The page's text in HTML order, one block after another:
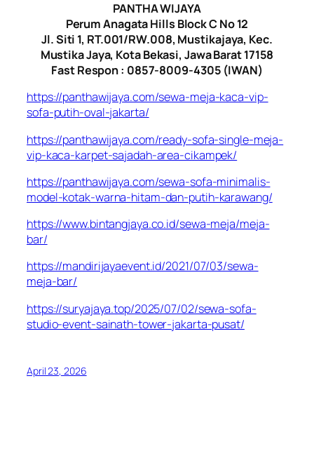
PANTHA WIJAYA
Perum Anagata Hills Block C No 12
Jl. Siti 1, RT.001/RW.008, Mustikajaya, Kec.
Mustika Jaya, Kota Bekasi, Jawa Barat 17158
Fast Respon : 0857-8009-4305 (IWAN)
https://panthawijaya.com/sewa-meja-kaca-vip-
sofa-putih-oval-jakarta/
https://panthawijaya.com/ready-sofa-single-meja-
vip-kaca-karpet-sajadah-area-cikampek/
https://panthawijaya.com/sewa-sofa-minimalis-
model-kotak-warna-hitam-dan-putih-karawang/
https://www.bintangjaya.co.id/sewa-meja/meja-
bar/
https://mandirijayaevent.id/2021/07/03/sewa-
meja-bar/
https://suryajaya.top/2025/07/02/sewa-sofa-
studio-event-sainath-tower-jakarta-pusat/
April 23, 2026